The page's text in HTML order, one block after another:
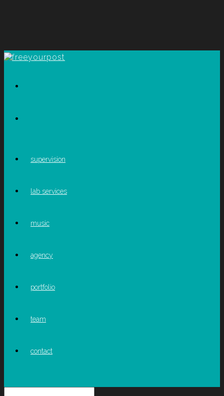
supervision
lab services
music
agency
portfolio
team
contact